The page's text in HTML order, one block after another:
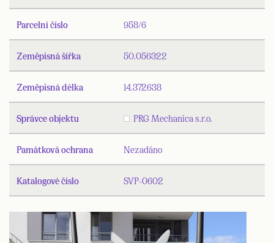
Parcelní číslo 958/6
Zeměpisná šířka 50.056322
Zeměpisná délka 14.372638
Správce objektu PRG Mechanica s.r.o.
Památková ochrana Nezadáno
Katalogové číslo SVP-0602